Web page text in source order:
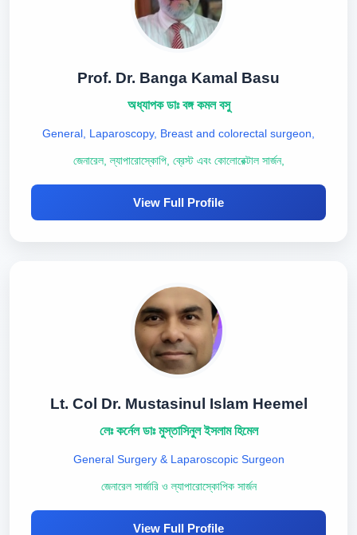
Prof. Dr. Banga Kamal Basu
অধ্যাপক ডাঃ বঙ্গ কমল বসু
General, Laparoscopy, Breast and colorectal surgeon,
জেনারেল, ল্যাপারোস্কোপি, ব্রেস্ট এবং কোলোরেক্টাল সার্জন,
View Full Profile
Lt. Col Dr. Mustasinul Islam Heemel
লেঃ কর্নেল ডাঃ মুস্তাসিনুল ইসলাম হিমেল
General Surgery & Laparoscopic Surgeon
জেনারেল সার্জারি ও ল্যাপারোস্কোপিক সার্জন
View Full Profile